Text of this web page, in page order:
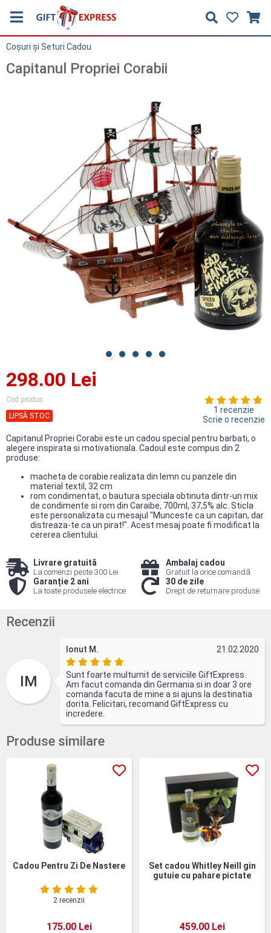
Coşuri și Seturi Cadou
Capitanul Propriei Corabii
298.00 Lei
Cod produs
LIPSĂ STOC
1 recenzie
Scrie o recenzie
Capitanul Propriei Corabii este un cadou special pentru barbati, o
alegere inspirata si motivationala. Cadoul este compus din 2
produse:
macheta de corabie realizata din lemn cu panzele din
material textil, 32 cm
rom condimentat, o bautura speciala obtinuta dintr-un mix
de condimente si rom din Caraibe, 700ml, 37,5% alc. Sticla
este personalizata cu mesajul "Munceste ca un capitan, dar
distreaza-te ca un pirat!". Acest mesaj poate fi modificat la
cererea clientului.
Livrare gratuită
La comenzi peste 300 Lei
Ambalaj cadou
Gratuit la orice comandă
Garanție 2 ani
La toate produsele electrice
30 de zile
Drept de returnare produse
Recenzii
IM
Ionut M. 21.02.2020
Sunt foarte multumit de serviciile GiftExpress.
Am facut comanda din Germania si in doar 3 ore
comanda facuta de mine a si ajuns la destinatia
dorita. Felicitari, recomand GiftExpress cu
incredere.
Produse similare
Cadou Pentru Zi De Nastere
2 recenzii
175.00 Lei
Set cadou Whitley Neill gin
gutuie cu pahare pictate
459.00 Lei